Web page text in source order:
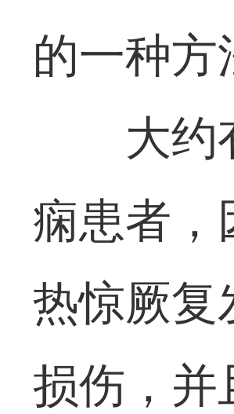
的一种方
大约
痫患者，
热惊厥复
损伤，并